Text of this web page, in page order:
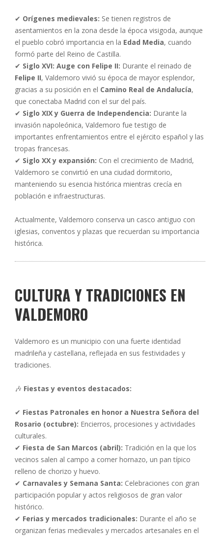
✔ Orígenes medievales: Se tienen registros de
asentamientos en la zona desde la época visigoda, aunque
el pueblo cobró importancia en la Edad Media, cuando
formó parte del Reino de Castilla.
✔ Siglo XVI: Auge con Felipe II: Durante el reinado de
Felipe II, Valdemoro vivió su época de mayor esplendor,
gracias a su posición en el Camino Real de Andalucía,
que conectaba Madrid con el sur del país.
✔ Siglo XIX y Guerra de Independencia: Durante la
invasión napoleónica, Valdemoro fue testigo de
importantes enfrentamientos entre el ejército español y las
tropas francesas.
✔ Siglo XX y expansión: Con el crecimiento de Madrid,
Valdemoro se convirtió en una ciudad dormitorio,
manteniendo su esencia histórica mientras crecía en
población e infraestructuras.
Actualmente, Valdemoro conserva un casco antiguo con
iglesias, conventos y plazas que recuerdan su importancia
histórica.
CULTURA Y TRADICIONES EN
VALDEMORO
Valdemoro es un municipio con una fuerte identidad
madrileña y castellana, reflejada en sus festividades y
tradiciones.
🎶 Fiestas y eventos destacados:
✔ Fiestas Patronales en honor a Nuestra Señora del
Rosario (octubre): Encierros, procesiones y actividades
culturales.
✔ Fiesta de San Marcos (abril): Tradición en la que los
vecinos salen al campo a comer hornazo, un pan típico
relleno de chorizo y huevo.
✔ Carnavales y Semana Santa: Celebraciones con gran
participación popular y actos religiosos de gran valor
histórico.
✔ Ferias y mercados tradicionales: Durante el año se
organizan ferias medievales y mercados artesanales en el